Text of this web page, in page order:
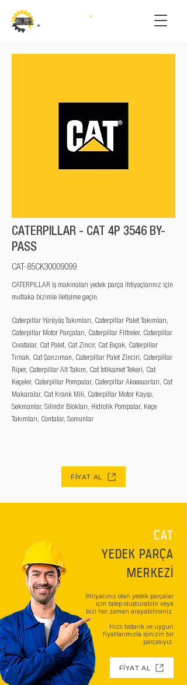
CATERPILLAR - CAT 4P 3546 BY-
PASS
CAT-85CK30009099
CATERPILLAR iş makinaları yedek parça ihtiyaçlarınız için
mutlaka bizimle iletişime geçin.
Caterpillar Yürüyüş Takımları, Caterpillar Palet Takımları,
Caterpillar Motor Parçaları, Caterpillar Filtreler, Caterpillar
Cıvatalar, Cat Palet, Cat Zincir, Cat Bıçak, Caterpillar
Tırnak, Cat Şanzıman, Caterpillar Palet Zinciri, Caterpillar
Riper, Caterpillar Alt Takım, Cat İstikamet Tekeri, Cat
Keçeler, Caterpillar Pompalar, Caterpillar Aksesuarları, Cat
Makaralar, Cat Krank Mili, Caterpillar Motor Kayışı,
Sekmanlar, Silindir Blokları, Hidrolik Pompalar, Keçe
Takımları, Contalar, Somunlar
FİYAT AL
CAT
YEDEK PARÇA
MERKEZİ
İhtiyacınız olan yedek parçalar
için talep oluşturabilir veya
bizi her zaman arayabilirsiniz.
Hızlı tedarik ve uygun
fiyatlarımızla işinizin bir
parçasıyız.
FİYAT AL